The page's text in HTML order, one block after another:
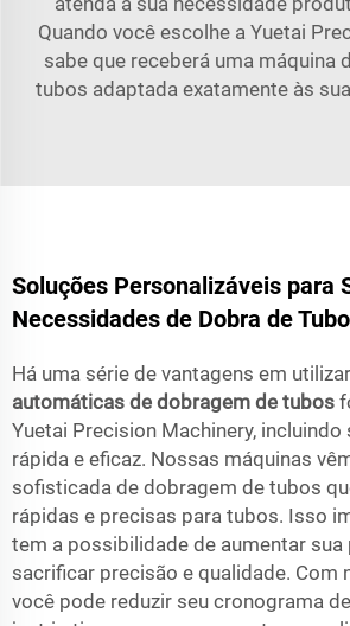
Quando você escolhe a Yuetai
sabe que receberá uma máquina
tubos adaptada exatamente às
Soluções Personalizáveis para
Necessidades de Dobra de
Há uma série de vantagens em
automáticas de dobragem de tubos
Yuetai Precision Machinery, incluindo
rápida e eficaz. Nossas máquinas
sofisticada de dobragem de tubos
rápidas e precisas para tubos. Isso
tem a possibilidade de aumentar sua
sacrificar precisão e qualidade. Com
você pode reduzir seu cronograma